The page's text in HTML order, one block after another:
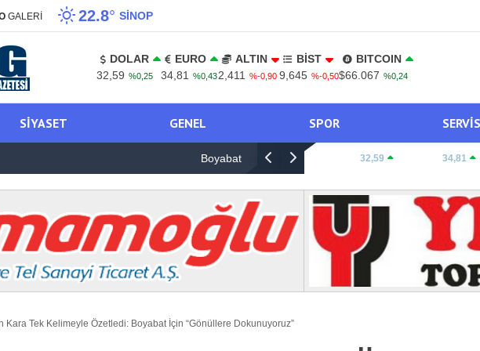
GALERİ 22.8° SINOP
DOLAR
32,59 %0,25
EURO
34,81
%0,43
ALTIN
2,411
%-0,90
BİST
9,645 %-0,50
BITCOIN
$66.067 %0,24
SIYASET GENEL SPOR
Leylek Kurtarma Operasyonu Sinop-Erfelek Yolunda Otomobil Yoldan Çıktı,
32,59 34,81
Kara Tek Kelimeyle Özetledi: Boyabat İçin “Gönüllere Dokunuyoruz”